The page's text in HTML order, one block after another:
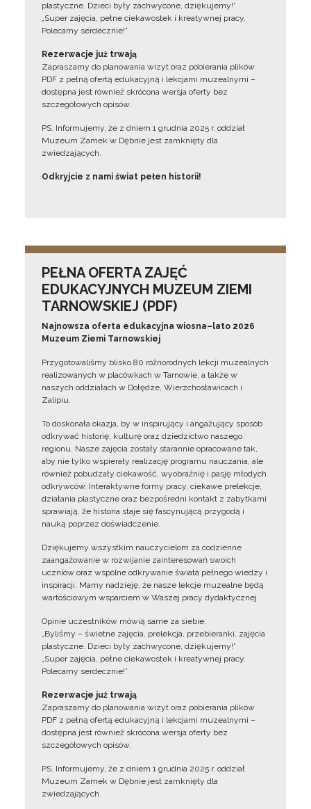
plastyczne. Dzieci były zachwycone, dziękujemy!”
„Super zajęcia, pełne ciekawostek i kreatywnej pracy.
Polecamy serdecznie!”
Rezerwacje już trwają
Zapraszamy do planowania wizyt oraz pobierania plików
PDF z pełną ofertą edukacyjną i lekcjami muzealnymi –
dostępna jest również skrócona wersja oferty bez
szczegółowych opisów.
PS. Informujemy, że z dniem 1 grudnia 2025 r. oddział
Muzeum Zamek w Dębnie jest zamknięty dla
zwiedzających.
Odkryjcie z nami świat pełen historii!
PEŁNA OFERTA ZAJĘĆ
EDUKACYJNYCH MUZEUM ZIEMI
TARNOWSKIEJ (PDF)
Najnowsza oferta edukacyjna wiosna–lato 2026
Muzeum Ziemi Tarnowskiej
Przygotowaliśmy blisko 80 różnorodnych lekcji muzealnych
realizowanych w placówkach w Tarnowie, a także w
naszych oddziałach w Dołędze, Wierzchosławicach i
Zalipiu.
To doskonała okazja, by w inspirujący i angażujący sposób
odkrywać historię, kulturę oraz dziedzictwo naszego
regionu. Nasze zajęcia zostały starannie opracowane tak,
aby nie tylko wspierały realizację programu nauczania, ale
również pobudzały ciekawość, wyobraźnię i pasję młodych
odkrywców. Interaktywne formy pracy, ciekawe prelekcje,
działania plastyczne oraz bezpośredni kontakt z zabytkami
sprawiają, że historia staje się fascynującą przygodą i
nauką poprzez doświadczenie.
Dziękujemy wszystkim nauczycielom za codzienne
zaangażowanie w rozwijanie zainteresowań swoich
uczniów oraz wspólne odkrywanie świata pełnego wiedzy i
inspiracji. Mamy nadzieję, że nasze lekcje muzealne będą
wartościowym wsparciem w Waszej pracy dydaktycznej.
Opinie uczestników mówią same za siebie:
„Byliśmy – świetne zajęcia, prelekcja, przebieranki, zajęcia
plastyczne. Dzieci były zachwycone, dziękujemy!”
„Super zajęcia, pełne ciekawostek i kreatywnej pracy.
Polecamy serdecznie!”
Rezerwacje już trwają
Zapraszamy do planowania wizyt oraz pobierania plików
PDF z pełną ofertą edukacyjną i lekcjami muzealnymi –
dostępna jest również skrócona wersja oferty bez
szczegółowych opisów.
PS. Informujemy, że z dniem 1 grudnia 2025 r. oddział
Muzeum Zamek w Dębnie jest zamknięty dla
zwiedzających.